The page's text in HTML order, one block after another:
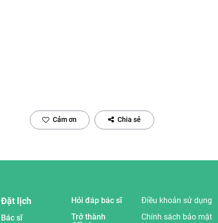
Cảm ơn Chia sẻ
Đặt lịch
Bác sĩ
Hỏi đáp bác sĩ
Trở thành
Điều khoản sử dụng
Chính sách bảo mật